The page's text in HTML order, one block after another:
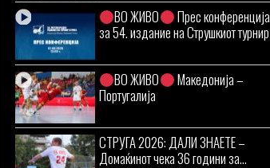
ВО ЖИВО
Прес конференција
за 54. издание на Струшкиот турнир
ВО ЖИВО
Македонија –
Португалија
СТРУГА 2026: ДАЛИ ЗНАЕТЕ –
Домаќинот чека 36 години за...